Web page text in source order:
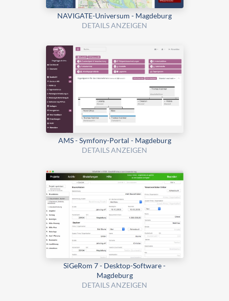
NAVIGATE-Universum - Magdeburg
DETAILS ANZEIGEN
AMS - Symfony-Portal - Magdeburg
DETAILS ANZEIGEN
SiGeRom 7 - Desktop-Software -
Magdeburg
DETAILS ANZEIGEN